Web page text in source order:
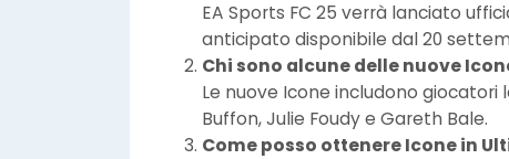
EA Sports FC 25 verrà lanciato
anticipato disponibile dal 20
Chi sono alcune delle nuove
Le nuove Icone includono giocatori
Buffon, Julie Foudy e Gareth Bale.
Come posso ottenere Icone in